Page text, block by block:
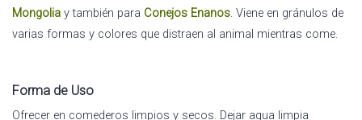
Mongolia y también para Conejos Enanos. Viene en gránulos de
varias formas y colores que distraen al animal mientras come.
Forma de Uso
Ofrecer en comederos limpios y secos. Dejar agua limpia